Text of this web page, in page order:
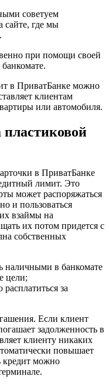
советуем
сайте, где мы
при помощи своей
в ПриватБанке можно
клиентам
или автомобиля.
в ПриватБанке
лимит. Это
может распоряжаться
и пользоваться
взаймы на
их потом придется с
собственных
наличными в банкомате
цели;
за
Если клиент
задолженность в
клиенту никаких
повышает
кредит можно